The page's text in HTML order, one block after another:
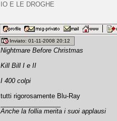
IO E LE DROGHE
Inviato: 01-11-2008 20:12
Nightmare Before Christmas
Kill Bill I e II
I 400 colpi
tutti rigorosamente Blu-Ray
Anche la follia merita i suoi applausi